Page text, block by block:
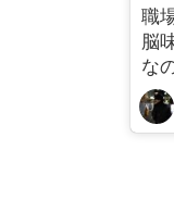
職
脳
な